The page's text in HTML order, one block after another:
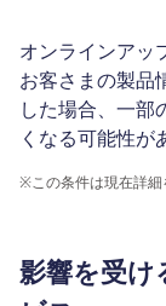
オンラインアッ
お客さまの製品
した場合、一部
くなる可能性が
※この条件は現在詳
影響を受け